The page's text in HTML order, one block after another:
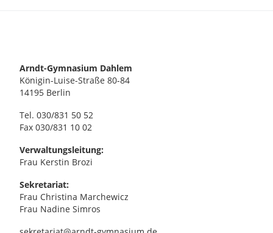
Arndt-Gymnasium Dahlem
Königin-Luise-Straße 80-84
14195 Berlin
Tel. 030/831 50 52
Fax 030/831 10 02
Verwaltungsleitung:
Frau Kerstin Brozi
Sekretariat:
Frau Christina Marchewicz
Frau Nadine Simros